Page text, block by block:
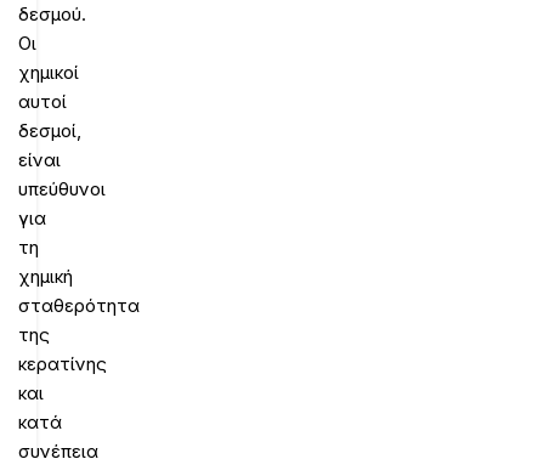
δεσμού.
Οι
χημικοί
αυτοί
δεσμοί,
είναι
υπεύθυνοι
για
τη
χημική
σταθερότητα
της
κερατίνης
και
κατά
συνέπεια